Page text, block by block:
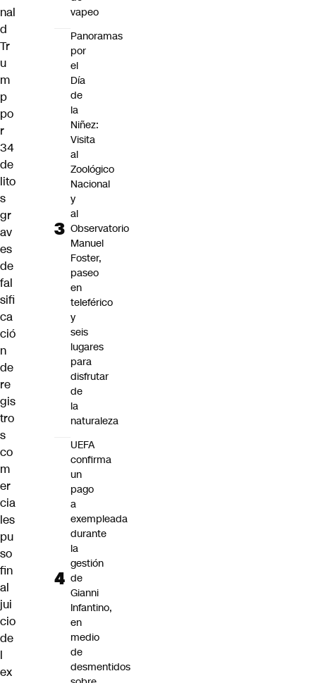
nal
d
Tr
u
m
p
po
r
34
de
lito
s
gr
av
es
de
fal
sifi
ca
ció
n
de
re
gis
tro
s
co
m
er
cia
les
pu
so
fin
al
jui
cio
de
l
ex
vapeo
Panoramas
por
el
Día
de
la
Niñez:
Visita
al
Zoológico
Nacional
y
al
Observatorio
Manuel
Foster,
paseo
en
teleférico
y
seis
lugares
para
disfrutar
de
la
naturaleza
UEFA
confirma
un
pago
a
exempleada
durante
la
gestión
de
Gianni
Infantino,
en
medio
de
desmentidos